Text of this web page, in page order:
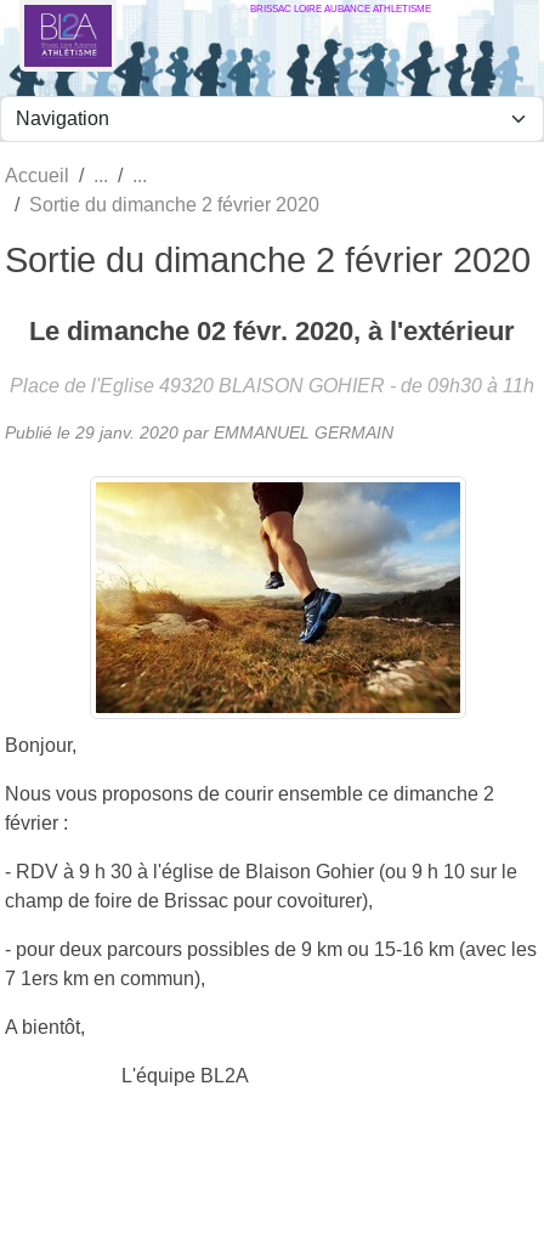
BRISSAC LOIRE AUBANCE ATHLETISME
Accueil
Sortie du dimanche 2 février 2020
Sortie du dimanche 2 février 2020
Le dimanche 02 févr. 2020, à l'extérieur
Place de l'Eglise 49320 BLAISON GOHIER - de 09h30 à 11h
Publié le 29 janv. 2020 par EMMANUEL GERMAIN
Bonjour,
Nous vous proposons de courir ensemble ce dimanche 2
février :
- RDV à 9 h 30 à l'église de Blaison Gohier (ou 9 h 10 sur le
champ de foire de Brissac pour covoiturer),
- pour deux parcours possibles de 9 km ou 15-16 km (avec les
7 1ers km en commun),
A bientôt,
L'équipe BL2A
Panneau de gestion des cookies